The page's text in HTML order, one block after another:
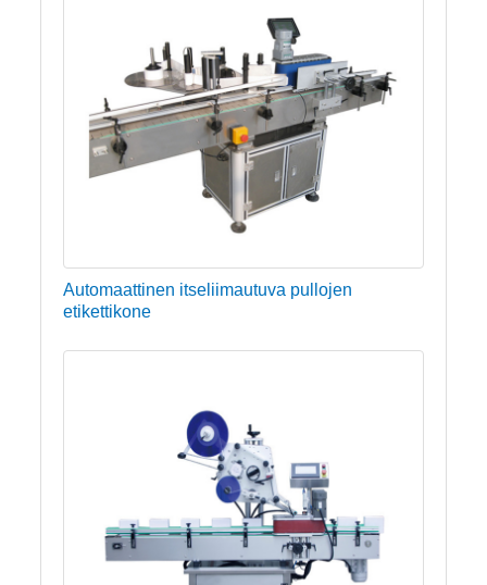
Automaattinen itseliimautuva pullojen
etikettikone